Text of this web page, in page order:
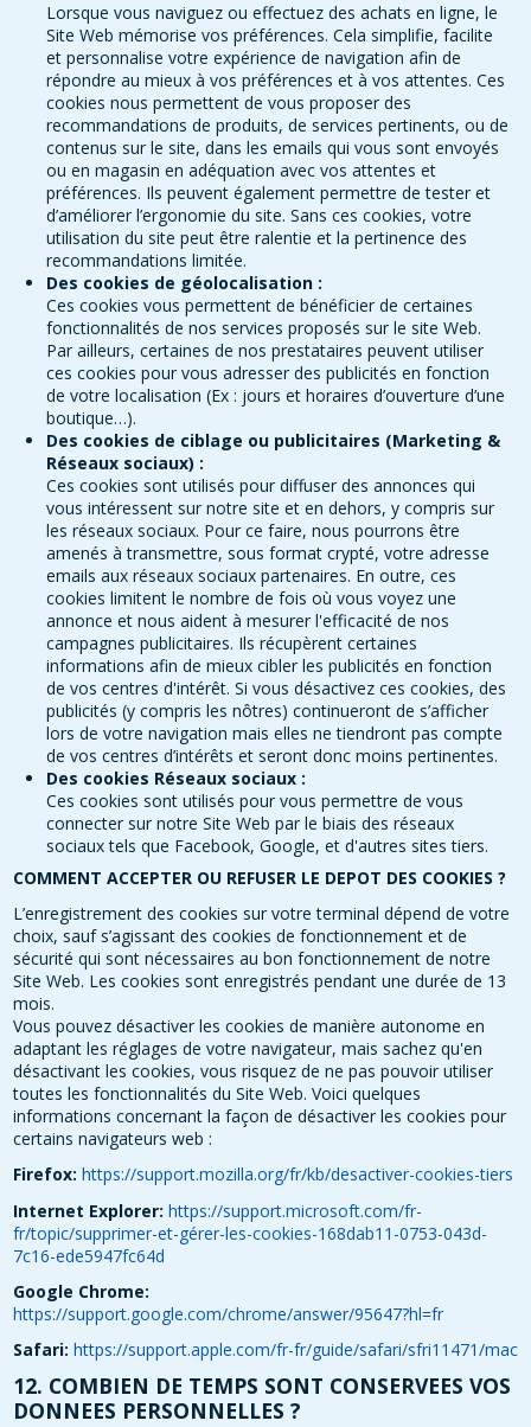
Lorsque vous naviguez ou effectuez des achats en ligne, le
Site Web mémorise vos préférences. Cela simplifie, facilite
et personnalise votre expérience de navigation afin de
répondre au mieux à vos préférences et à vos attentes. Ces
cookies nous permettent de vous proposer des
recommandations de produits, de services pertinents, ou de
contenus sur le site, dans les emails qui vous sont envoyés
ou en magasin en adéquation avec vos attentes et
préférences. Ils peuvent également permettre de tester et
d’améliorer l’ergonomie du site. Sans ces cookies, votre
utilisation du site peut être ralentie et la pertinence des
recommandations limitée.
Des cookies de géolocalisation :
Ces cookies vous permettent de bénéficier de certaines
fonctionnalités de nos services proposés sur le site Web.
Par ailleurs, certaines de nos prestataires peuvent utiliser
ces cookies pour vous adresser des publicités en fonction
de votre localisation (Ex : jours et horaires d’ouverture d’une
boutique…).
Des cookies de ciblage ou publicitaires (Marketing &
Réseaux sociaux) :
Ces cookies sont utilisés pour diffuser des annonces qui
vous intéressent sur notre site et en dehors, y compris sur
les réseaux sociaux. Pour ce faire, nous pourrons être
amenés à transmettre, sous format crypté, votre adresse
emails aux réseaux sociaux partenaires. En outre, ces
cookies limitent le nombre de fois où vous voyez une
annonce et nous aident à mesurer l'efficacité de nos
campagnes publicitaires. Ils récupèrent certaines
informations afin de mieux cibler les publicités en fonction
de vos centres d'intérêt. Si vous désactivez ces cookies, des
publicités (y compris les nôtres) continueront de s’afficher
lors de votre navigation mais elles ne tiendront pas compte
de vos centres d’intérêts et seront donc moins pertinentes.
Des cookies Réseaux sociaux :
Ces cookies sont utilisés pour vous permettre de vous
connecter sur notre Site Web par le biais des réseaux
sociaux tels que Facebook, Google, et d'autres sites tiers.
COMMENT ACCEPTER OU REFUSER LE DEPOT DES COOKIES ?
L’enregistrement des cookies sur votre terminal dépend de votre
choix, sauf s’agissant des cookies de fonctionnement et de
sécurité qui sont nécessaires au bon fonctionnement de notre
Site Web. Les cookies sont enregistrés pendant une durée de 13
mois.
Vous pouvez désactiver les cookies de manière autonome en
adaptant les réglages de votre navigateur, mais sachez qu'en
désactivant les cookies, vous risquez de ne pas pouvoir utiliser
toutes les fonctionnalités du Site Web. Voici quelques
informations concernant la façon de désactiver les cookies pour
certains navigateurs web :
Firefox: https://support.mozilla.org/fr/kb/desactiver-cookies-tiers
Internet Explorer: https://support.microsoft.com/fr-
fr/topic/supprimer-et-gérer-les-cookies-168dab11-0753-043d-
7c16-ede5947fc64d
Google Chrome:
https://support.google.com/chrome/answer/95647?hl=fr
Safari: https://support.apple.com/fr-fr/guide/safari/sfri11471/mac
12. COMBIEN DE TEMPS SONT CONSERVEES VOS
DONNEES PERSONNELLES ?